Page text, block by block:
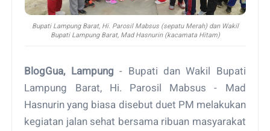
Bupati Lampung Barat, Hi. Parosil Mabsus (sepatu Merah) dan Wakil
Bupati Lampung Barat, Mad Hasnurin (kacamata Hitam)
BlogGua, Lampung - Bupati dan Wakil Bupati
Lampung Barat, Hi. Parosil Mabsus - Mad
Hasnurin yang biasa disebut duet PM melakukan
kegiatan jalan sehat bersama ribuan masyarakat